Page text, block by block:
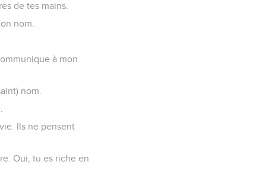
de tes mains.
nom.
à mon
nom.
Ils ne pensent
Oui, tu es riche en